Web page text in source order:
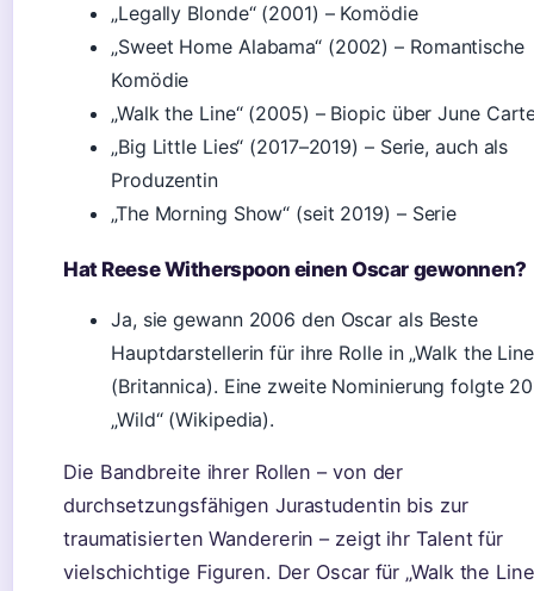
„Legally Blonde“ (2001) – Komödie
„Sweet Home Alabama“ (2002) – Romantische
Komödie
„Walk the Line“ (2005) – Biopic über June
„Big Little Lies“ (2017–2019) – Serie, auch als
Produzentin
„The Morning Show“ (seit 2019) – Serie
Hat Reese Witherspoon einen Oscar gewonnen?
Ja, sie gewann 2006 den Oscar als Beste
Hauptdarstellerin für ihre Rolle in „Walk the
(Britannica). Eine zweite Nominierung folgte
„Wild“ (Wikipedia).
Die Bandbreite ihrer Rollen – von der
durchsetzungsfähigen Jurastudentin bis zur
traumatisierten Wandererin – zeigt ihr Talent für
vielschichtige Figuren. Der Oscar für „Walk the